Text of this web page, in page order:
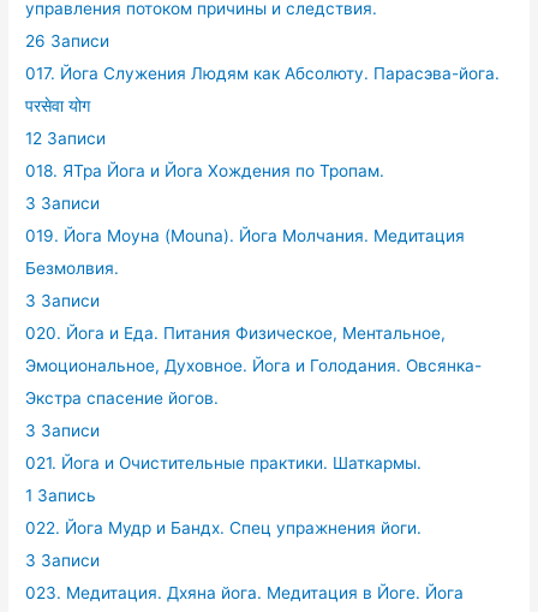
управления потоком причины и следствия.
26 Записи
017. Йога Служения Людям как Абсолюту. Парасэва-йога.
परसेवा योग
12 Записи
018. ЯТра Йога и Йога Хождения по Тропам.
3 Записи
019. Йога Моуна (Mouna). Йога Молчания. Медитация
Безмолвия.
3 Записи
020. Йога и Еда. Питания Физическое, Ментальное,
Эмоциональное, Духовное. Йога и Голодания. Овсянка-
Экстра спасение йогов.
3 Записи
021. Йога и Очистительные практики. Шаткармы.
1 Запись
022. Йога Мудр и Бандх. Спец упражнения йоги.
3 Записи
023. Медитация. Дхяна йога. Медитация в Йоге. Йога